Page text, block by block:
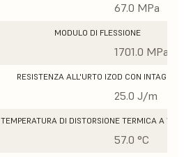
67.0 MPa
MODULO DI FLESSIONE
1701.0 MPa
RESISTENZA ALL'URTO IZOD CON INTAGLIO
25.0 J/m
TEMPERATURA DI DISTORSIONE TERMICA A 1,8
57.0 °C